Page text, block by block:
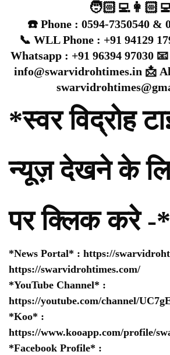
☎️ Phone : 0594-7350540 &
📞 WLL Phone : +91 94129
Whatsapp : +91 96394 97030
info@swarvidrohtimes.in 📩
*स्वर विद्रोह
न्यूज़ देखने के
पर क्लिक करे -*
*News Portal* : https://
https://swarvidrohtimes.com/
*YouTube Channel* :
https://youtube.com/channel/
*Koo* :
https://www.kooapp.com/profile/
*Facebook Profile* :